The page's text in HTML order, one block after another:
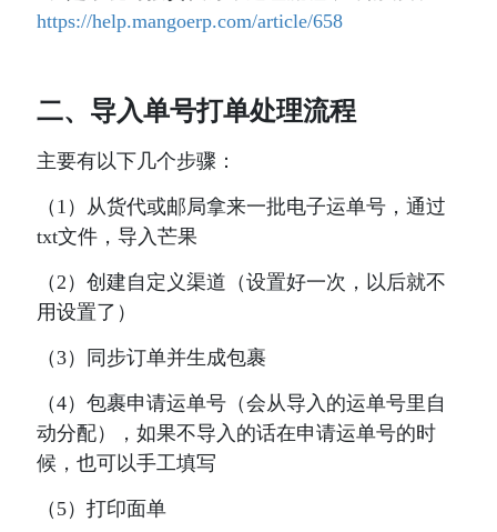
https://help.mangoerp.com/article/658
二、导入单号打单处理流程
主要有以下几个步骤：
（1）从货代或邮局拿来一批电子运单号，通过
txt文件，导入芒果
（2）创建自定义渠道（设置好一次，以后就不
用设置了）
（3）同步订单并生成包裹
（4）包裹申请运单号（会从导入的运单号里自
动分配），如果不导入的话在申请运单号的时
候，也可以手工填写
（5）打印面单